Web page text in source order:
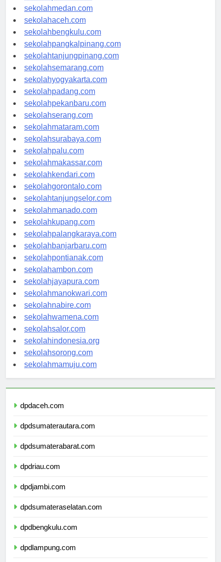
sekolahjakarta.com
sekolahmedan.com
sekolahaceh.com
sekolahbengkulu.com
sekolahpangkalpinang.com
sekolahtanjungpinang.com
sekolahsemarang.com
sekolahyogyakarta.com
sekolahpadang.com
sekolahpekanbaru.com
sekolahserang.com
sekolahmataram.com
sekolahsurabaya.com
sekolahpalu.com
sekolahmakassar.com
sekolahkendari.com
sekolahgorontalo.com
sekolahtanjungselor.com
sekolahmanado.com
sekolahkupang.com
sekolahpalangkaraya.com
sekolahbanjarbaru.com
sekolahpontianak.com
sekolahambon.com
sekolahjayapura.com
sekolahmanokwari.com
sekolahnabire.com
sekolahwamena.com
sekolahsalor.com
sekolahindonesia.org
sekolahsorong.com